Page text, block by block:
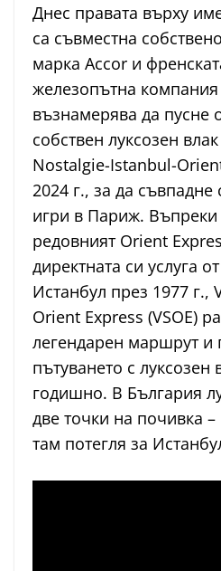
Днес правата върху
са съвместна
марка Accor и
железопътна компания
възнамерява да пусне
собствен луксозен
Nostalgie-Istanbul-
2024 г., за да
игри в Париж. Въпреки
редовният Orient
директната си услуга
Истанбул през 1977 г.,
Orient Express (VSOE)
легендарен маршрут и
пътуването с луксозен
годишно. В България
две точки на почивка
там потегля за